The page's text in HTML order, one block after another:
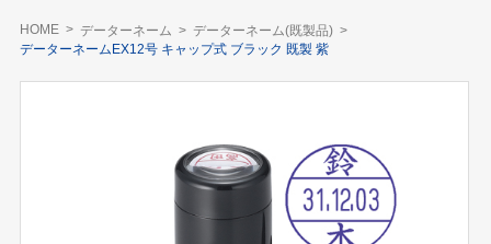
HOME データーネーム
データーネーム(既製品)
データーネームEX12号 キャップ式 ブラック 既製 紫